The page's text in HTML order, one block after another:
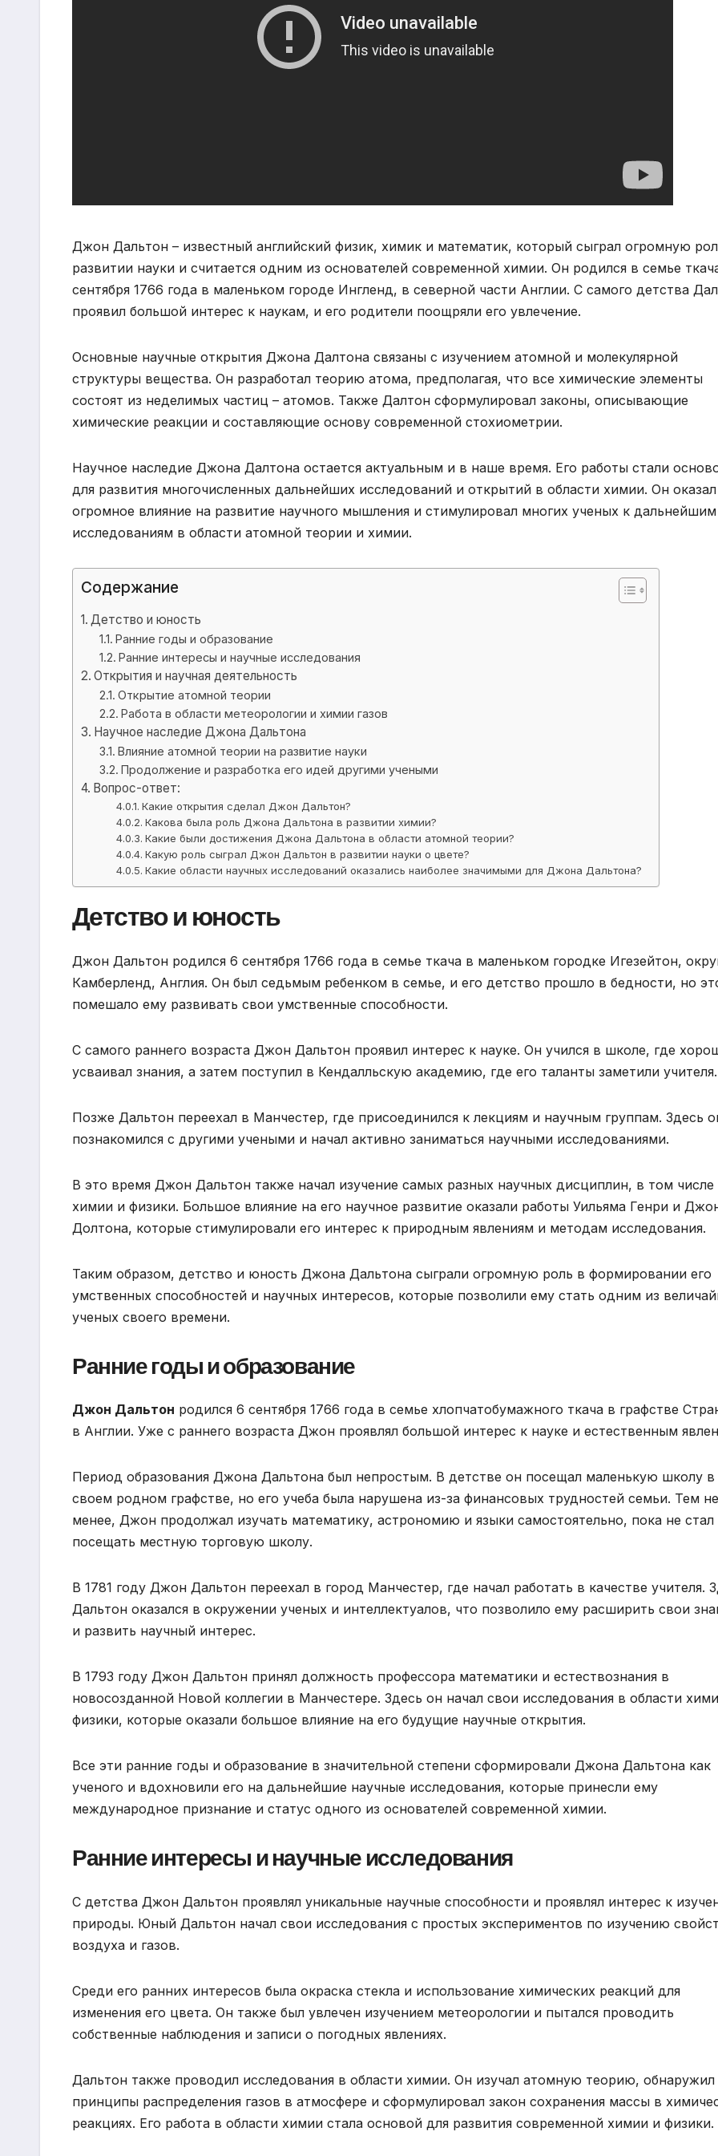
Джон Дальтон – известный английский физик, химик и математик, который сыграл огромную
развитии науки и считается одним из основателей современной химии. Он родился в семье
сентября 1766 года в маленьком городе Ингленд, в северной части Англии. С самого детства
проявил большой интерес к наукам, и его родители поощряли его увлечение.
Основные научные открытия Джона Далтона связаны с изучением атомной и молекулярной
структуры вещества. Он разработал теорию атома, предполагая, что все химические элементы
состоят из неделимых частиц – атомов. Также Далтон сформулировал законы, описывающие
химические реакции и составляющие основу современной стохиометрии.
Научное наследие Джона Далтона остается актуальным и в наше время. Его работы стали
для развития многочисленных дальнейших исследований и открытий в области химии. Он оказал
огромное влияние на развитие научного мышления и стимулировал многих ученых к дальнейшим
исследованиям в области атомной теории и химии.
Содержание
Детство и юность
Ранние годы и образование
Ранние интересы и научные исследования
Открытия и научная деятельность
Открытие атомной теории
Работа в области метеорологии и химии газов
Научное наследие Джона Дальтона
Влияние атомной теории на развитие науки
Продолжение и разработка его идей другими учеными
Вопрос-ответ:
Какие открытия сделал Джон Дальтон?
Какова была роль Джона Дальтона в развитии химии?
Какие были достижения Джона Дальтона в области атомной теории?
Какую роль сыграл Джон Дальтон в развитии науки о цвете?
Какие области научных исследований оказались наиболее значимыми для Джона Дальтона?
Детство и юность
Джон Дальтон родился 6 сентября 1766 года в семье ткача в маленьком городке Игезейтон,
Камберленд, Англия. Он был седьмым ребенком в семье, и его детство прошло в бедности, но
помешало ему развивать свои умственные способности.
С самого раннего возраста Джон Дальтон проявил интерес к науке. Он учился в школе, где
усваивал знания, а затем поступил в Кендалльскую академию, где его таланты заметили учителя.
Позже Дальтон переехал в Манчестер, где присоединился к лекциям и научным группам. Здесь
познакомился с другими учеными и начал активно заниматься научными исследованиями.
В это время Джон Дальтон также начал изучение самых разных научных дисциплин, в том числе
химии и физики. Большое влияние на его научное развитие оказали работы Уильяма Генри и
Долтона, которые стимулировали его интерес к природным явлениям и методам исследования.
Таким образом, детство и юность Джона Дальтона сыграли огромную роль в формировании его
умственных способностей и научных интересов, которые позволили ему стать одним из
ученых своего времени.
Ранние годы и образование
Джон Дальтон родился 6 сентября 1766 года в семье хлопчатобумажного ткача в графстве
в Англии. Уже с раннего возраста Джон проявлял большой интерес к науке и естественным
Период образования Джона Дальтона был непростым. В детстве он посещал маленькую школу в
своем родном графстве, но его учеба была нарушена из-за финансовых трудностей семьи. Тем не
менее, Джон продолжал изучать математику, астрономию и языки самостоятельно, пока не стал
посещать местную торговую школу.
В 1781 году Джон Дальтон переехал в город Манчестер, где начал работать в качестве учителя.
Дальтон оказался в окружении ученых и интеллектуалов, что позволило ему расширить свои
и развить научный интерес.
В 1793 году Джон Дальтон принял должность профессора математики и естествознания в
новосозданной Новой коллегии в Манчестере. Здесь он начал свои исследования в области
физики, которые оказали большое влияние на его будущие научные открытия.
Все эти ранние годы и образование в значительной степени сформировали Джона Дальтона как
ученого и вдохновили его на дальнейшие научные исследования, которые принесли ему
международное признание и статус одного из основателей современной химии.
Ранние интересы и научные исследования
С детства Джон Дальтон проявлял уникальные научные способности и проявлял интерес к
природы. Юный Дальтон начал свои исследования с простых экспериментов по изучению
воздуха и газов.
Среди его ранних интересов была окраска стекла и использование химических реакций для
изменения его цвета. Он также был увлечен изучением метеорологии и пытался проводить
собственные наблюдения и записи о погодных явлениях.
Дальтон также проводил исследования в области химии. Он изучал атомную теорию, обнаружил
принципы распределения газов в атмосфере и сформулировал закон сохранения массы в
реакциях. Его работа в области химии стала основой для развития современной химии и физики.